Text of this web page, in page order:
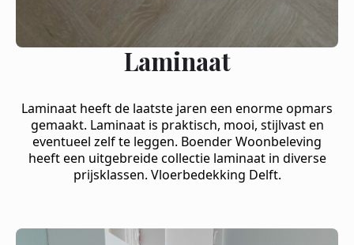
Laminaat
Laminaat heeft de laatste jaren een enorme opmars
gemaakt. Laminaat is praktisch, mooi, stijlvast en
eventueel zelf te leggen. Boender Woonbeleving
heeft een uitgebreide collectie laminaat in diverse
prijsklassen. Vloerbedekking Delft.